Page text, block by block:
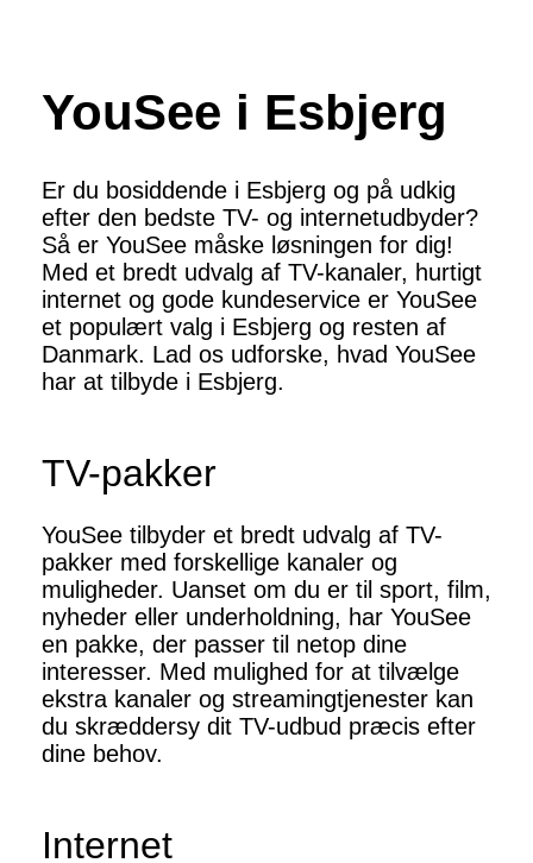
YouSee i Esbjerg
Er du bosiddende i Esbjerg og på udkig
efter den bedste TV- og internetudbyder?
Så er YouSee måske løsningen for dig!
Med et bredt udvalg af TV-kanaler, hurtigt
internet og gode kundeservice er YouSee
et populært valg i Esbjerg og resten af
Danmark. Lad os udforske, hvad YouSee
har at tilbyde i Esbjerg.
TV-pakker
YouSee tilbyder et bredt udvalg af TV-
pakker med forskellige kanaler og
muligheder. Uanset om du er til sport, film,
nyheder eller underholdning, har YouSee
en pakke, der passer til netop dine
interesser. Med mulighed for at tilvælge
ekstra kanaler og streamingtjenester kan
du skræddersy dit TV-udbud præcis efter
dine behov.
Internet